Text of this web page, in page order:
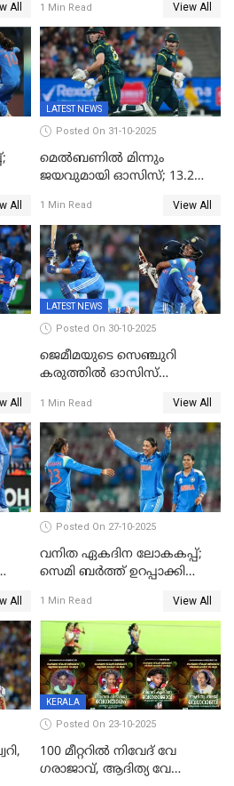
All 1 Min Read View All
All
LATEST NEWS
Posted On 31-10-2025
മെൽബണിൽ മിന്നും
ജയവുമായി ഓസിസ്; 13.2
പരമ്പരയിൽ ലീഡ്
1 Min Read View All
All
LATEST NEWS
Posted On 30-10-2025
ജെമീമയുടെ സെഞ്ചുറി
കരുത്തിൽ ഓസിസ്
തകർന്നു; അഞ്ച് വിക്കറ്റ്
ജയവുമായി ഇന്ത്യൻ
വനിതകൾ ലോകകപ്പ്
കലാശപ്പോരിന്
1 Min Read View All
All
Posted On 27-10-2025
വനിത ഏകദിന ലോകകപ്പ്;
സെമി ബര്‍ത്ത് ഉറപ്പാക്കി
1 Min Read View All
KERALA
Posted On 23-10-2025
100 മീറ്ററിൽ നിവേദ് വേ​
ഗരാജാവ്, ആദിത്യ വേ​